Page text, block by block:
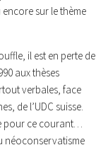
sur le thème
il est en perte de
aux thèses
verbales, face
de l’UDC suisse.
pour ce courant…
néoconservatisme